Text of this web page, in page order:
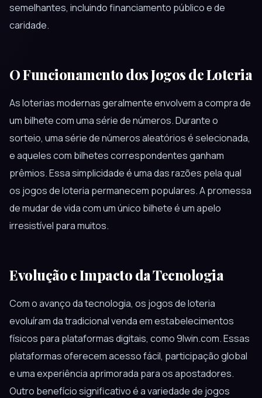
semelhantes, incluindo financiamento público e de
caridade.
O Funcionamento dos Jogos de Loteria
As loterias modernas geralmente envolvem a compra de
um bilhete com uma série de números. Durante o
sorteio, uma série de números aleatórios é selecionada,
e aqueles com bilhetes correspondentes ganham
prêmios. Essa simplicidade é uma das razões pela qual
os jogos de loteria permanecem populares. A promessa
de mudar de vida com um único bilhete é um apelo
irresistível para muitos.
Evolução e Impacto da Tecnologia
Com o avanço da tecnologia, os jogos de loteria
evoluíram da tradicional venda em estabelecimentos
físicos para plataformas digitais, como 9lwin.com. Essas
plataformas oferecem acesso fácil, participação global
e uma experiência aprimorada para os apostadores.
Outro benefício significativo é a variedade de jogos